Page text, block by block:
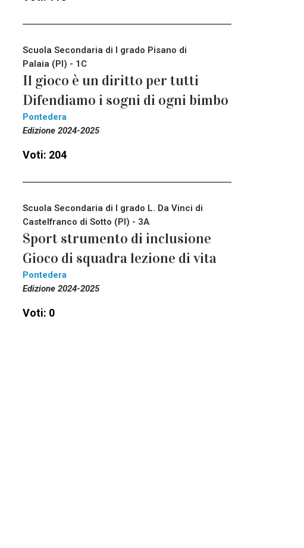
Scuola Secondaria di I grado Pisano di
Palaia (PI) - 1C
Il gioco è un diritto per tutti
Difendiamo i sogni di ogni bimbo
Pontedera
Edizione 2024-2025
Voti: 204
Scuola Secondaria di I grado L. Da Vinci di
Castelfranco di Sotto (PI) - 3A
Sport strumento di inclusione
Gioco di squadra lezione di vita
Pontedera
Edizione 2024-2025
Voti: 0